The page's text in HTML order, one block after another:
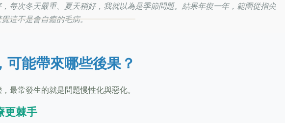
每次冬天嚴重、夏天稍好，我就以為是季節問題。結果年復一年，範圍從指尖
這不是會自癒的毛病。
可能帶來哪些後果？
最常發生的就是問題慢性化與惡化。
更棘手